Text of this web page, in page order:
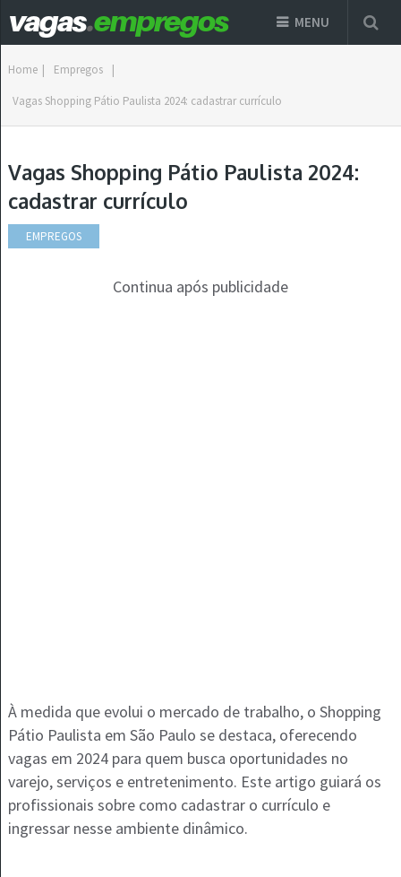
MENU
Home | Empregos |
Vagas Shopping Pátio Paulista 2024: cadastrar currículo
Vagas Shopping Pátio Paulista 2024:
cadastrar currículo
EMPREGOS
Continua após publicidade
À medida que evolui o mercado de trabalho, o Shopping
Pátio Paulista em São Paulo se destaca, oferecendo
vagas em 2024 para quem busca oportunidades no
varejo, serviços e entretenimento. Este artigo guiará os
profissionais sobre como cadastrar o currículo e
ingressar nesse ambiente dinâmico.